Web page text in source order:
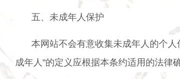
五、未成年人保护
本网站不会有意收集未成年人的个
成年人"的定义应根据本条约适用的法律